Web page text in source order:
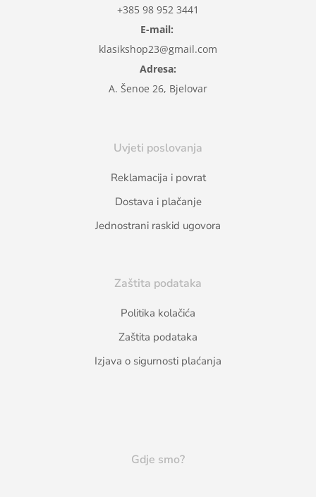
+385 98 952 3441
E-mail:
klasikshop23@gmail.com
Adresa:
A. Šenoe 26, Bjelovar
Uvjeti poslovanja
Reklamacija i povrat
Dostava i plačanje
Jednostrani raskid ugovora
Zaštita podataka
Politika kolačića
Zaštita podataka
Izjava o sigurnosti plaćanja
Gdje smo?